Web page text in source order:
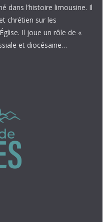
dans l’histoire limousine. Il
chrétien sur les
Il joue un rôle de «
et diocésaine…